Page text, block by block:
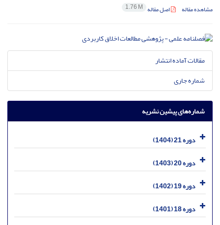
مشاهده مقاله اصل مقاله 1.76 M
مقالات آماده انتشار
شماره جاری
شماره‌های پیشین نشریه
دوره 21 (1404)
دوره 20 (1403)
دوره 19 (1402)
دوره 18 (1401)